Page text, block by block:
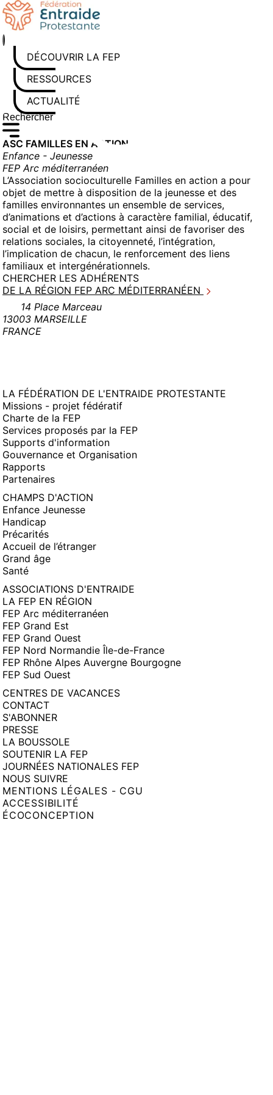
Aller
au
contenu
DÉCOUVRIR LA FEP
RESSOURCES
ACTUALITÉS
Rechercher sur le site
Saisissez au moins 3 caractères pour lancer la recherche
ASC FAMILLES EN ACTION
Enfance - Jeunesse
FEP Arc méditerranéen
L’Association socioculturelle Familles en action a pour
objet de mettre à disposition de la jeunesse et des
familles environnantes un ensemble de services,
d’animations et d’actions à caractère familial, éducatif,
social et de loisirs, permettant ainsi de favoriser des
relations sociales, la citoyenneté, l’intégration,
l’implication de chacun, le renforcement des liens
familiaux et intergénérationnels.
CHERCHER LES ADHÉRENTS
DE LA RÉGION FEP ARC MÉDITERRANÉEN
14 Place Marceau
13003 MARSEILLE
FRANCE
LA FÉDÉRATION DE L'ENTRAIDE PROTESTANTE
Missions - projet fédératif
Charte de la FEP
Services proposés par la FEP
Supports d'information
Gouvernance et Organisation
Rapports
Partenaires
CHAMPS D'ACTION
Enfance Jeunesse
Handicap
Précarités
Accueil de l’étranger
Grand âge
Santé
ASSOCIATIONS D'ENTRAIDE
LA FEP EN RÉGION
FEP Arc méditerranéen
FEP Grand Est
FEP Grand Ouest
FEP Nord Normandie Île-de-France
FEP Rhône Alpes Auvergne Bourgogne
FEP Sud Ouest
CENTRES DE VACANCES
CONTACT
S'ABONNER
PRESSE
LA BOUSSOLE
SOUTENIR LA FEP
JOURNÉES NATIONALES FEP
NOUS SUIVRE
MENTIONS LÉGALES - CGU
ACCESSIBILITÉ
ÉCOCONCEPTION